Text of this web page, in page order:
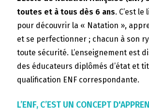
toutes et à tous dès 6 ans. C’est
pour découvrir la « Natation »,
et se perfectionner ; chacun à son
toute sécurité. L’enseignement est
des éducateurs diplômés d’état et
qualification ENF correspondante.
L’ENF, C’EST UN CONCEPT